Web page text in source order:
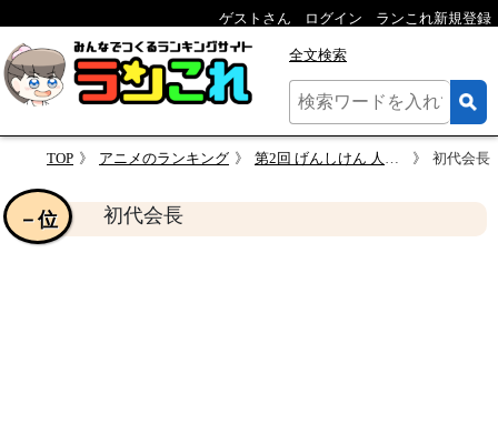
ゲストさん ログイン ランこれ新規登録
全文検索
TOP アニメのランキング 第2回 げんしけん 人気キャラクター投票 初代会長
初代会長
－位